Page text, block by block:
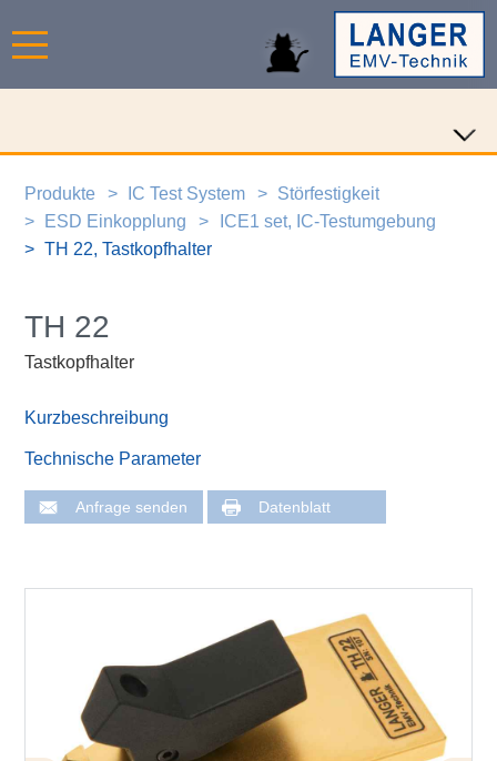
Produkte IC Test System
Störfestigkeit
ESD Einkopplung
ICE1 set, IC-Testumgebung
TH 22, Tastkopfhalter
TH 22
Tastkopfhalter
Kurzbeschreibung
Technische Parameter
Anfrage senden Datenblatt